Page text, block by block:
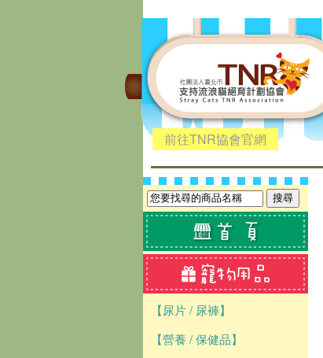
前往TNR協會官網
【尿片 / 尿褲】
【營養 / 保健品】